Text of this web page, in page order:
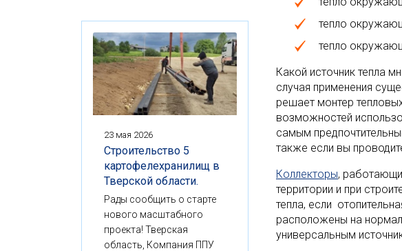
тепло
тепло
Какой источник тепла
случая применения
решает монтер
возможностей
самым
также если вы
Коллекторы,
территории и при
тепла, если
расположены на
универсальным
23 мая 2026
Строительство 5
картофелехранилищ в
Тверской области.
Рады сообщить о старте
нового масштабного
проекта! Тверская
область, Компания ППУ